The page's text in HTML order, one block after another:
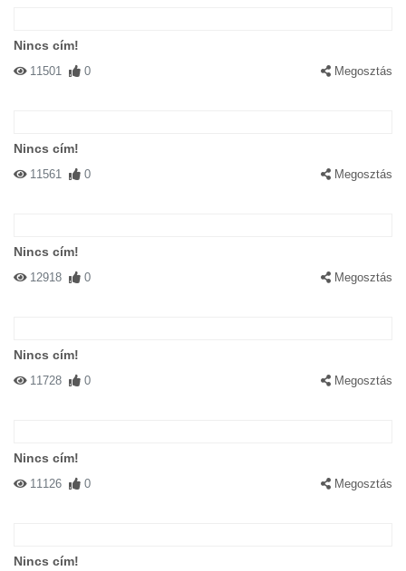
Nincs cím!
11501 0 Megosztás
Nincs cím!
11561 0 Megosztás
Nincs cím!
12918 0 Megosztás
Nincs cím!
11728 0 Megosztás
Nincs cím!
11126 0 Megosztás
Nincs cím!